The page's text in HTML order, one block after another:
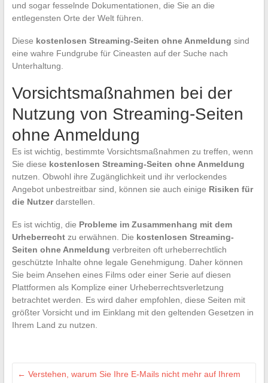
und sogar fesselnde Dokumentationen, die Sie an die
entlegensten Orte der Welt führen.
Diese kostenlosen Streaming-Seiten ohne Anmeldung sind
eine wahre Fundgrube für Cineasten auf der Suche nach
Unterhaltung.
Vorsichtsmaßnahmen bei der
Nutzung von Streaming-Seiten
ohne Anmeldung
Es ist wichtig, bestimmte Vorsichtsmaßnahmen zu treffen, wenn
Sie diese kostenlosen Streaming-Seiten ohne Anmeldung
nutzen. Obwohl ihre Zugänglichkeit und ihr verlockendes
Angebot unbestreitbar sind, können sie auch einige Risiken für
die Nutzerdarstellen.
Es ist wichtig, die Probleme im Zusammenhang mit dem
Urheberrechtzu erwähnen. Die kostenlosen Streaming-
Seiten ohne Anmeldung verbreiten oft urheberrechtlich
geschützte Inhalte ohne legale Genehmigung. Daher können
Sie beim Ansehen eines Films oder einer Serie auf diesen
Plattformen als Komplize einer Urheberrechtsverletzung
betrachtet werden. Es wird daher empfohlen, diese Seiten mit
größter Vorsicht und im Einklang mit den geltenden Gesetzen in
Ihrem Land zu nutzen.
← Verstehen, warum Sie Ihre E-Mails nicht mehr auf Ihrem